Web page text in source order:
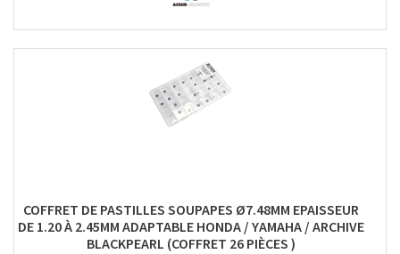
COFFRET DE PASTILLES SOUPAPES Ø7.48MM EPAISSEUR
DE 1.20 À 2.45MM ADAPTABLE HONDA / YAMAHA / ARCHIVE
BLACKPEARL (COFFRET 26 PIÈCES )